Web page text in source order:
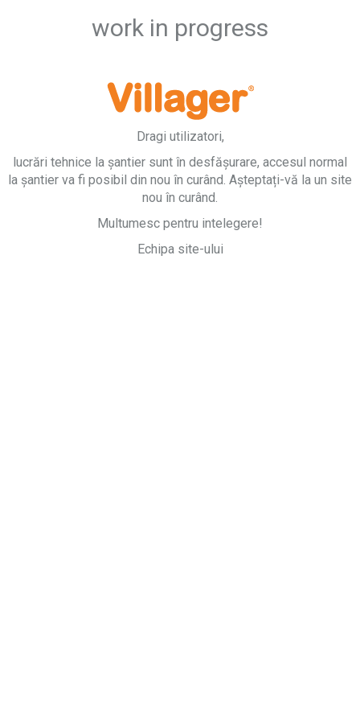
work in progress
Dragi utilizatori,
lucrări tehnice la șantier sunt în desfășurare, accesul normal
la șantier va fi posibil din nou în curând. Așteptați-vă la un site
nou în curând.
Multumesc pentru intelegere!
Echipa site-ului